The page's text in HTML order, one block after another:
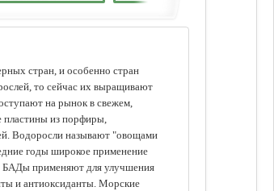
стран, и особенно стран
то сейчас их выращивают
на рынок в свежем,
пластины из порфиры,
Водоросли называют "овощами
годы широкое применение
БАДы применяют для улучшения
и антиоксиданты. Морские